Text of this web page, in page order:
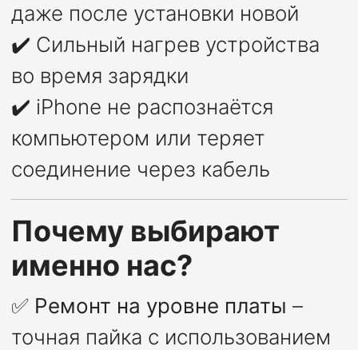
даже после установки новой
✔️ Сильный нагрев устройства
во время зарядки
✔️ iPhone не распознаётся
компьютером или теряет
соединение через кабель
Почему выбирают
именно нас?
✅ Ремонт на уровне платы –
точная пайка с использованием